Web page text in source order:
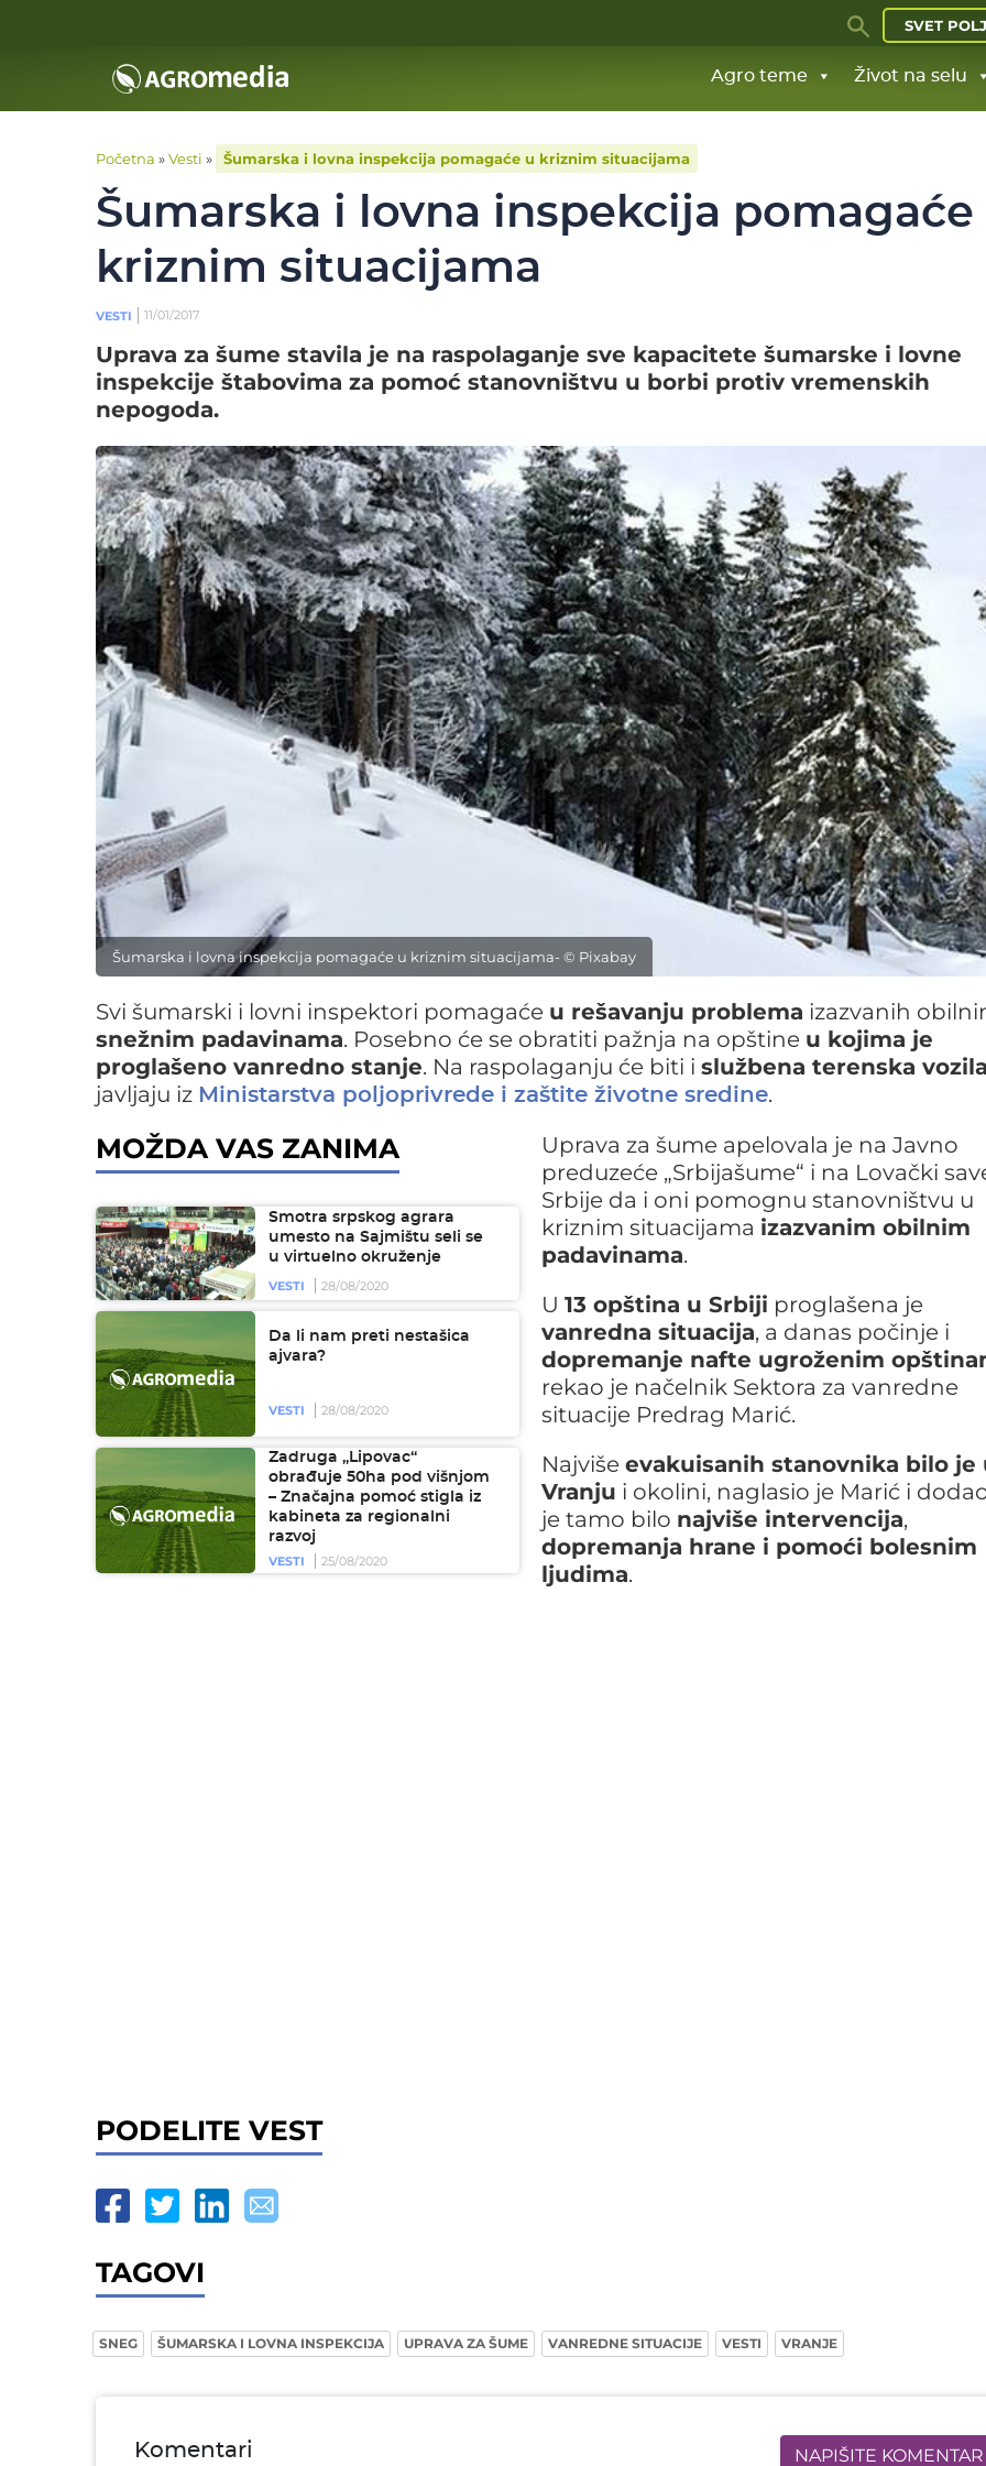
SVET
Agro teme Život na selu
Početna »Vesti » Šumarska i lovna inspekcija pomagaće u kriznim situacijama
Šumarska i lovna inspekcija pomagaće
kriznim situacijama
VESTI 11/01/2017
Uprava za šume stavila je na raspolaganje sve kapacitete šumarske i lovne
inspekcije štabovima za pomoć stanovništvu u borbi protiv vremenskih
nepogoda.
Šumarska i lovna inspekcija pomagaće u kriznim situacijama- © Pixabay
Svi šumarski i lovni inspektori pomagaće u rešavanju problema izazvanih
snežnim padavinama. Posebno će se obratiti pažnja na opštine u kojima je
proglašeno vanredno stanje. Na raspolaganju će biti i službena terenska
javljaju iz Ministarstva poljoprivrede i zaštite životne sredine.
MOŽDA VAS ZANIMA
Smotra srpskog agrara
umesto na Sajmištu seli se
u virtuelno okruženje
VESTI
28/08/2020
Da li nam preti nestašica
ajvara?
VESTI 28/08/2020
Zadruga „Lipovac“
obrađuje 50ha pod višnjom
– Značajna pomoć stigla iz
kabineta za regionalni
razvoj
VESTI
25/08/2020
Uprava za šume apelovala je na Javno
preduzeće „Srbijašume“ i na Lovački
Srbije da i oni pomognu stanovništvu u
kriznim situacijama izazvanim obilnim
padavinama.
U 13 opština u Srbiji proglašena je
vanredna situacija, a danas počinje i
dopremanje nafte ugroženim
rekao je načelnik Sektora za vanredne
situacije Predrag Marić.
Najviše evakuisanih stanovnika bilo je
Vranju i okolini, naglasio je Marić i
je tamo bilo najviše intervencija,
dopremanja hrane i pomoći bolesnim
ljudima.
PODELITE VEST
TAGOVI
SNEG ŠUMARSKA I LOVNA INSPEKCIJA UPRAVA ZA ŠUME VANREDNE SITUACIJE VESTI VRANJE
Komentari
NAPIŠITE KOMENTAR